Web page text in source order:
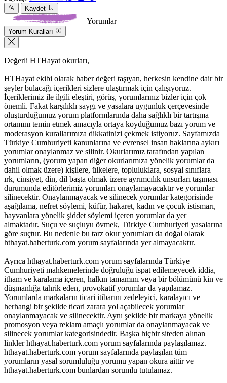
Kaydet
Yorumlar
Yorum Kuralları
Değerli HTHayat okurları,
HTHayat ekibi olarak haber değeri taşıyan, herkesin kendine dair bir
şeyler bulacağı içerikleri sizlere ulaştırmak için çalışıyoruz.
İçeriklerimiz ile ilgili eleştiri, görüş, yorumlarınız bizler için çok
önemli. Fakat karşılıklı saygı ve yasalara uygunluk çerçevesinde
oluşturduğumuz yorum platformlarında daha sağlıklı bir tartışma
ortamını temin etmek amacıyla ortaya koyduğumuz bazı yorum ve
moderasyon kurallarımıza dikkatinizi çekmek istiyoruz. Sayfamızda
Türkiye Cumhuriyeti kanunlarına ve evrensel insan haklarına aykırı
yorumlar onaylanmaz ve silinir. Okurlarımız tarafından yapılan
yorumların, (yorum yapan diğer okurlarımıza yönelik yorumlar da
dahil olmak üzere) kişilere, ülkelere, topluluklara, sosyal sınıflara
ırk, cinsiyet, din, dil başta olmak üzere ayrımcılık unsurları taşıması
durumunda editörlerimiz yorumları onaylamayacaktır ve yorumlar
silinecektir. Onaylanmayacak ve silinecek yorumlar kategorisinde
aşağılama, nefret söylemi, küfür, hakaret, kadın ve çocuk istismarı,
hayvanlara yönelik şiddet söylemi içeren yorumlar da yer
almaktadır. Suçu ve suçluyu övmek, Türkiye Cumhuriyeti yasalarına
göre suçtur. Bu nedenle bu tarz okur yorumları da doğal olarak
hthayat.haberturk.com yorum sayfalarında yer almayacaktır.
Ayrıca hthayat.haberturk.com yorum sayfalarında Türkiye
Cumhuriyeti mahkemelerinde doğruluğu ispat edilemeyecek iddia,
itham ve karalama içeren, halkın tamamını veya bir bölümünü kin ve
düşmanlığa tahrik eden, provokatif yorumlar da yapılamaz.
Yorumlarda markaların ticari itibarını zedeleyici, karalayıcı ve
herhangi bir şekilde ticari zarara yol açabilecek yorumlar
onaylanmayacak ve silinecektir. Aynı şekilde bir markaya yönelik
promosyon veya reklam amaçlı yorumlar da onaylanmayacak ve
silinecek yorumlar kategorisindedir. Başka hiçbir siteden alınan
linkler hthayat.haberturk.com yorum sayfalarında paylaşılamaz.
hthayat.haberturk.com yorum sayfalarında paylaşılan tüm
yorumların yasal sorumluluğu yorumu yapan okura aittir ve
hthayat.haberturk.com bunlardan sorumlu tutulamaz.